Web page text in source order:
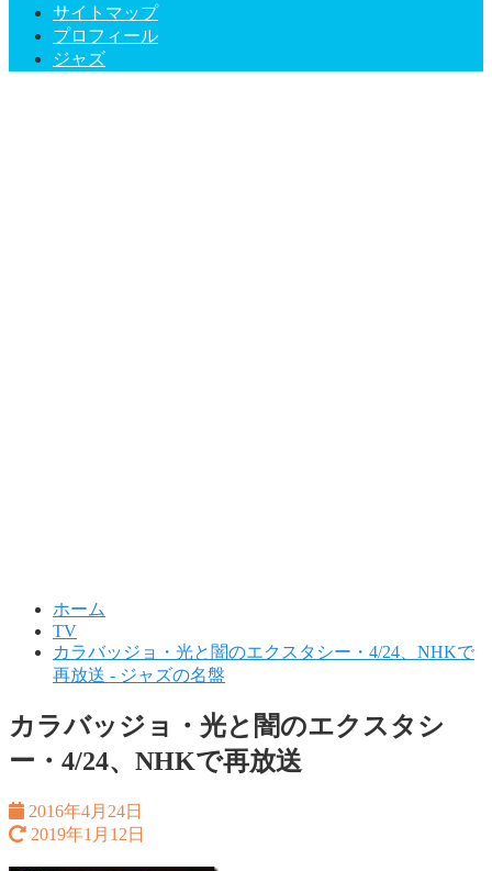
サイトマップ
プロフィール
ジャズ
ホーム
TV
カラバッジョ・光と闇のエクスタシー・4/24、NHKで
再放送 - ジャズの名盤
カラバッジョ・光と闇のエクスタシ
ー・4/24、NHKで再放送
2016年4月24日
2019年1月12日